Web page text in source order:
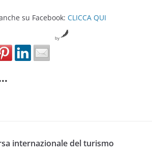
su Facebook: CLICCA QUI
by
internazionale del turismo